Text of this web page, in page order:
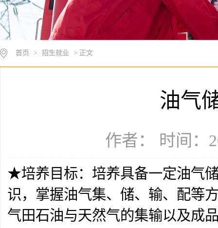
首页 > 招生就业 > 正文
油气
作者： 时间：
★培养目标：培养具备一定油气
识，掌握油气集、储、输、配等
气田石油与天然气的集输以及成